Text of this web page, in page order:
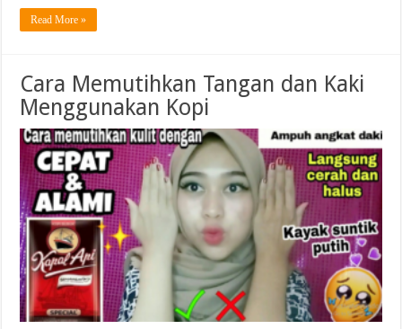
Read More »
Cara Memutihkan Tangan dan Kaki
Menggunakan Kopi